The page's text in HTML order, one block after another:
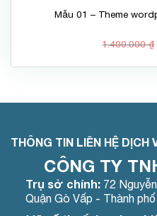
Mẫu 01 – Theme
1.400.000₫
THÔNG TIN LIÊN HỆ DỊCH
CÔNG TY
Trụ sở chính:72
Quận Gò Vấp - Thành